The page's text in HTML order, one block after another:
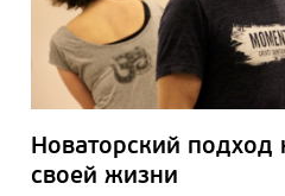
Новаторский подход
своей жизни